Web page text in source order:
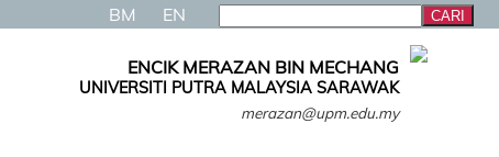
BM EN
ENCIK MERAZAN BIN MECHANG
UNIVERSITI PUTRA MALAYSIA SARAWAK
merazan@upm.edu.my